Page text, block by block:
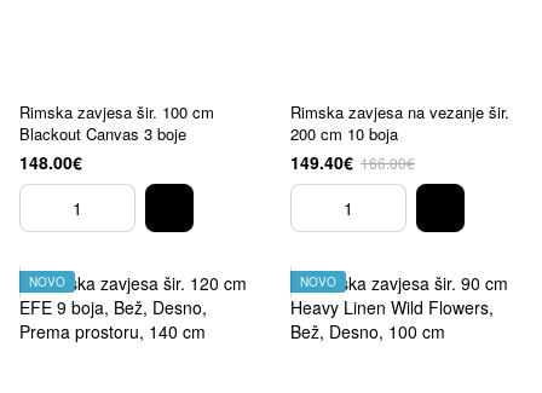
Rimska zavjesa šir. 100 cm
Blackout Canvas 3 boje
148.00€
Rimska zavjesa na vezanje šir.
200 cm 10 boja
149.40€ 166.00€
NOVO NOVO